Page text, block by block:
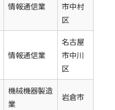
情報通信業
市中村
区
情報通信業
名古屋
市中川
区
機械機器製造
業
岩倉市